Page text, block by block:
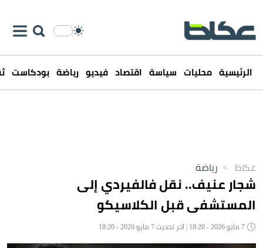
الرئيسية محليات سياسة اقتصاد فيديو رياضة بودكاست
عكاظ > رياضة
شجار عنيف.. نقل فالفيردي إلى
المستشفى قبل الكلاسيكو